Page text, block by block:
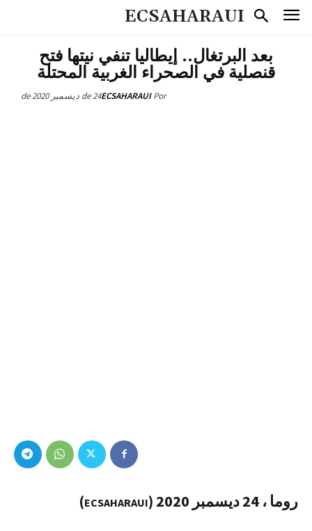
ECSAHARAUI
بعد البرتغال.. إيطاليا تنفي نيتها فتح
قنصلية في الصحراء الغربية المحتلة
Por
ECSAHARAUI24 de ديسمبر de 2020
روما ، 24 ديسمبر 2020 ( ECSAHARAUI
)